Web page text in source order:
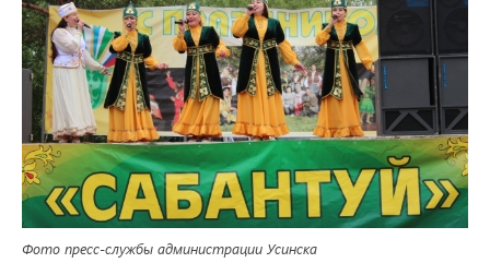
Фото пресс-службы администрации Усинска